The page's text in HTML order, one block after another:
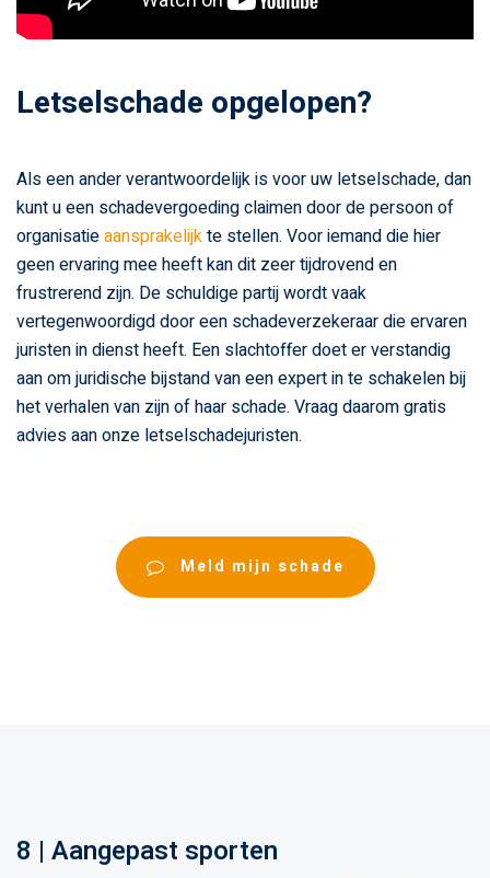
Letselschade opgelopen?
Als een ander verantwoordelijk is voor uw letselschade, dan
kunt u een schadevergoeding claimen door de persoon of
organisatieaansprakelijkte stellen. Voor iemand die hier
geen ervaring mee heeft kan dit zeer tijdrovend en
frustrerend zijn. De schuldige partij wordt vaak
vertegenwoordigd door een schadeverzekeraar die ervaren
juristen in dienst heeft. Een slachtoffer doet er verstandig
aan om juridische bijstand van een expert in te schakelen bij
het verhalen van zijn of haar schade. Vraag daarom gratis
advies aan onze letselschadejuristen.
Meld mijn schade
8 | Aangepast sporten